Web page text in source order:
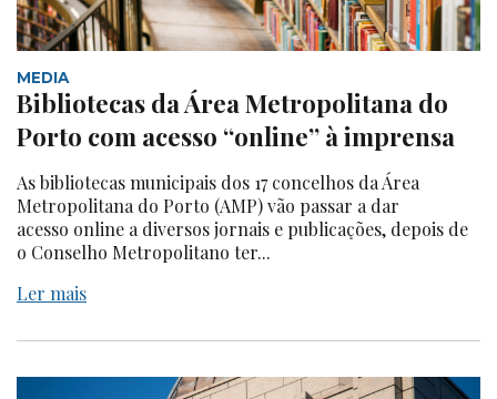
MEDIA
Bibliotecas da Área Metropolitana do
Porto com acesso “online” à imprensa
As bibliotecas municipais dos 17 concelhos da Área
Metropolitana do Porto (AMP) vão passar a dar
acesso online a diversos jornais e publicações, depois de
o Conselho Metropolitano ter...
Ler mais